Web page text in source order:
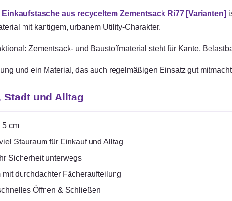
aus recyceltem Zementsack Ri77 [Varianten]
mit kantigem, urbanem Utility-Charakter.
Zementsack- und Baustoffmaterial steht für Kante,
und ein Material, das auch regelmäßigen Einsatz gut
Stadt und Alltag
5 cm
Stauraum für Einkauf und Alltag
Sicherheit unterwegs
durchdachter Fächeraufteilung
Öffnen & Schließen